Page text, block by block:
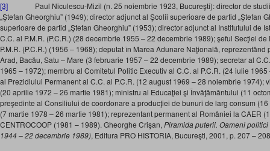
[3] Paul Niculescu-Mizil (n. 25 noiembrie 1923, Bucureşti): director de studii
„Ştefan Gheorghiu” (1949); director adjunct al Şcolii superioare de partid „Ştefan
superioare de partid „Ştefan Gheorghiu” (1953); director adjunct al Institutului de
C.C. al P.M.R. (P.C.R.) (28 decembrie 1955 – 22 decembrie 1989); şeful Secţiei
P.M.R. (P.C.R.) (1956 – 1968); deputat în Marea Adunare Naţională,
Arad, Bacău, Satu – Mare (3 februarie 1957 – 22 decembrie 1989); secretar al
1965 – 1972); membru al Comitetul Politic Executiv al C.C. al P.C.R. (24 iulie
al Prezidiului Permanent al C.C. al P.C.R. (12 august 1969 – 28 noiembrie 1974);
(20 aprilie 1972 – 26 martie 1981); ministru al Educaţiei şi Învăţământului (11
preşedinte al Consiliului de coordonare a producţiei de bunuri de larg consum
(7 martie 1978 – 26 martie 1981); reprezentant permanent al României la CAER
CENTROCOOP (1981 – 1989). Gheorghe Crişan, Piramida puterii. Oameni
1944 – 22 decembrie 1989), Editura PRO HISTORIA, Bucureşti, 2001, p. 207 –